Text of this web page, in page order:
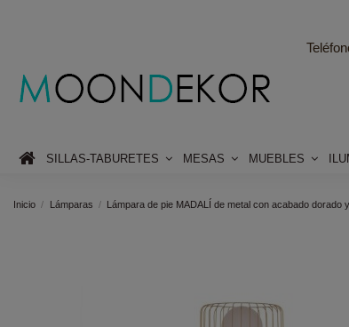
SILLAS-TABURETES MESAS MUEBLES
Inicio Lámparas Lámpara de pie MADALÍ de metal con acabado dorado